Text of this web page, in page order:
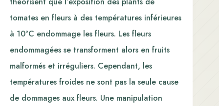
tomates en fleurs à des températures inférieures
à 10°C endommage les fleurs. Les fleurs
endommagées se transforment alors en fruits
malformés et irréguliers. Cependant, les
températures froides ne sont pas la seule cause
de dommages aux fleurs. Une manipulation